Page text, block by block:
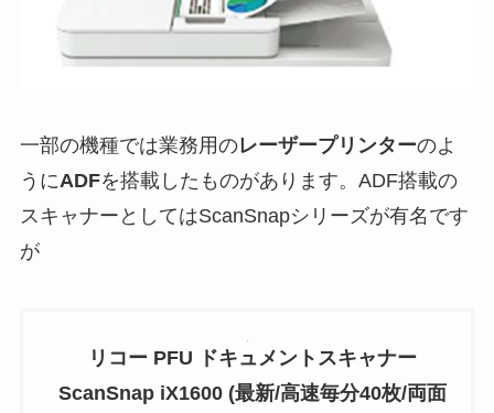
一部の機種では業務用のレーザープリンターのよ
うにADFを搭載したものがあります。ADF搭載の
スキャナーとしてはScanSnapシリーズが有名です
が
リコー PFU ドキュメントスキャナー
ScanSnap iX1600 (最新/高速毎分40枚/両面